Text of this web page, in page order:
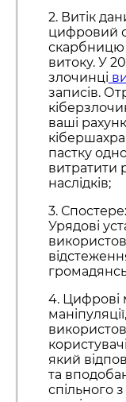
2. Витік
цифровий
скарбницю
витоку. У
злочинці
записів.
ваші
пастку
витратити
наслідків;
3.
Урядові
4. Цифрові
який
та
спільного